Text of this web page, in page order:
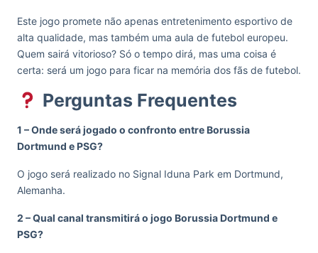
Este jogo promete não apenas entretenimento esportivo de
alta qualidade, mas também uma aula de futebol europeu.
Quem sairá vitorioso? Só o tempo dirá, mas uma coisa é
certa: será um jogo para ficar na memória dos fãs de futebol.
Perguntas Frequentes
1 – Onde será jogado o confronto entre Borussia
Dortmund e PSG?
O jogo será realizado no Signal Iduna Park em Dortmund,
Alemanha.
2 – Qual canal transmitirá o jogo Borussia Dortmund e
PSG?